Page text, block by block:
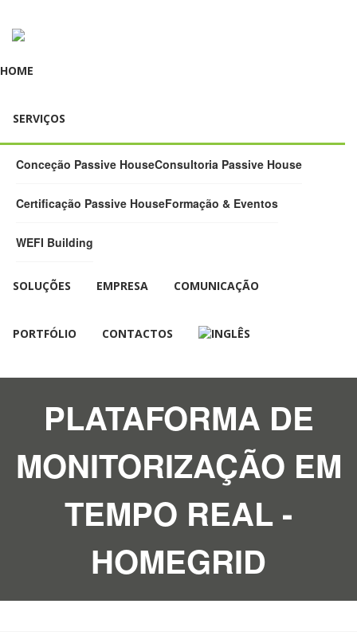
HOME
SERVIÇOS
Conceção Passive HouseConsultoria Passive House
Certificação Passive HouseFormação & Eventos
WEFI Building
SOLUÇÕES EMPRESA COMUNICAÇÃO
PORTFÓLIO CONTACTOS
PLATAFORMA DE
MONITORIZAÇÃO EM
TEMPO REAL -
HOMEGRID